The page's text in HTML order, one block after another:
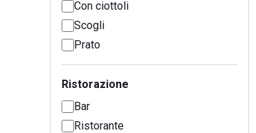
Con ciottoli
Scogli
Prato
Ristorazione
Bar
Ristorante